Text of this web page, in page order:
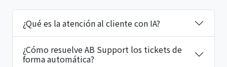
¿Qué es la atención al cliente con IA?
¿Cómo resuelve AB Support los tickets de
forma automática?